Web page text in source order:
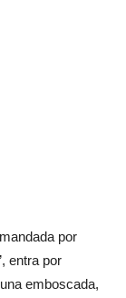
por
entra por
emboscada,